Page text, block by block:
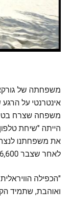
משפחתה של
אינטרנטי על
משפחה שצרח
הייתה "שיחת
את משפחתנו
לאחר שצבר 6,600 דולר.
"הכפילה
ואוהבת, שתמיד